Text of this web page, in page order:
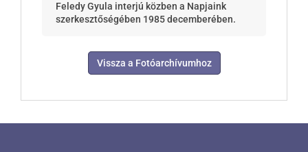
Feledy Gyula interjú közben a Napjaink
szerkesztőségében 1985 decemberében.
Vissza a Fotóarchívumhoz